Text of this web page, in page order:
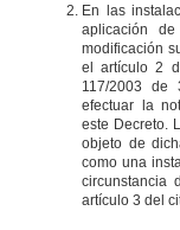
En las
aplicación
modificación
el artículo 2
117/2003 de
efectuar la
este Decreto.
objeto de
como una
circunstancia
artículo 3 del